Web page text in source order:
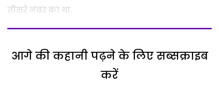
तीसरे नंबर का था.
आगे की कहानी पढ़ने के लिए सब्सक्राइब
करें